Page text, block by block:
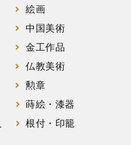
絵画
中国美術
金工作品
仏教美術
勲章
蒔絵・漆器
根付・印籠